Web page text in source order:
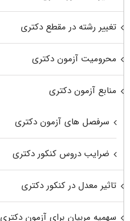
تغییر رشته در مقطع دکتری
محرومیت آزمون دکتری
منابع آزمون دکتری
سرفصل های آزمون دکتری
ضرایب دروس کنکور دکتری
تاثیر معدل در کنکور دکتری
سهمیه مربیان برای آزمون دکتری